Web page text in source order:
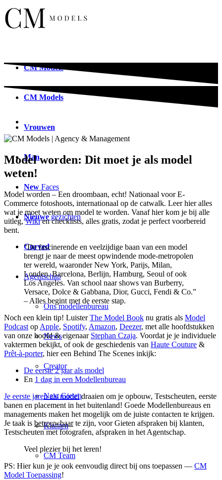
CMModels
CM Models
Vrouwen
Man
New Faces
Nieuwegezichten
Curved
Agentschap
Ons modellenbureau
News
Creator
Next Gieten
Klanten
CM Team
Model worden: Dit moet je als model
weten!
Model worden – Een droombaan, echt! Nationaal voor E-
Commerce fotoshoots, internationaal op de catwalk. Leer hier alles
wat je moet weten om model te worden. Vanaf hier kom je bij alle
uitleg,Wikien checklists, alles gratis, zodat je perfect voorbereid
bent.
“De fascinerende en veelzijdige baan van een model
brengt je naar de meest opwindende mode-metropolen
ter wereld, waaronder New York, Parijs, Milan,
Londen, Barcelona, Berlijn, Hamburg, Seoul of ook
Los Angeles. Van school naar shows van Burberry,
Versace, Dolce & Gabbana, Dior, Gucci, Fendi & Co.”
– Alles begint met de eerste stap.
Noch een klein tip! LuisterThe Model Book nu gratis als Model
Podcast op Apple, Spotify, Amazon, Deezer, met alle hoofdstukken
van onze hoofd & eigenaar Stephan Czaja. Voordat je je individuele
vaktermen bekijkt, of ook de geschiedenis van Haute Couture &
Prêt-à-porter, hier een Behind The Scenes inkijk:
De eerste 2 jaar als model
En 1 dag in een Modellenbureau
Je eerste jaren als modeldraaien om je opbouw, Testscheuten, eerste
banen en placement in het buitenland! Goede Modellenbureaus en
managements maken het mogelijk om de juiste contacten te krijgen.
Je taak is betrouwbaarte zijn, voor Gieten afspraken bij klanten,
Testscheuten met fotografen, afspraken in het Agentschap.
Veel plezier bij het leren!
PS: Hier kun je je ook eenvoudig direct bij ons toepassen — CM
Model Toepassing!